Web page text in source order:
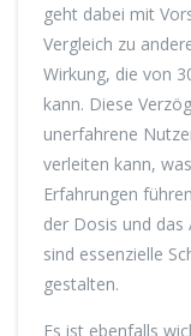
geht dabei mit
Vergleich zu
Wirkung, die von
kann. Diese
unerfahrene
verleiten kann,
Erfahrungen
der Dosis und
sind essenzielle
gestalten.
Es ist ebenfalls